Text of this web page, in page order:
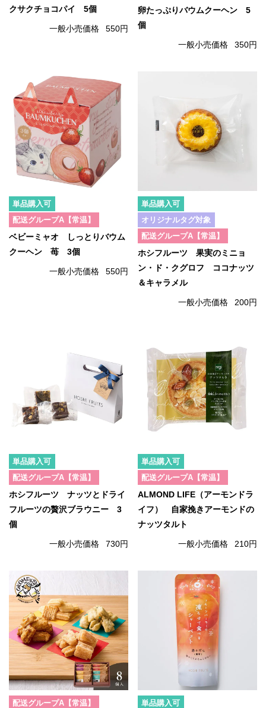
クサクチョコパイ 5個
一般小売価格 550円
卵たっぷりバウムクーヘン 5
個
一般小売価格 350円
単品購入可
配送グループA【常温】
ベビーミャオ しっとりバウム
クーヘン 苺 3個
一般小売価格 550円
単品購入可
オリジナルタグ対象
配送グループA【常温】
ホシフルーツ 果実のミニョ
ン・ド・クグロフ ココナッツ
＆キャラメル
一般小売価格 200円
単品購入可
配送グループA【常温】
ホシフルーツ ナッツとドライ
フルーツの贅沢ブラウニー 3
個
一般小売価格 730円
単品購入可
配送グループA【常温】
ALMOND LIFE（アーモンドラ
イフ） 自家挽きアーモンドの
ナッツタルト
一般小売価格 210円
配送グループA【常温】
単品購入可